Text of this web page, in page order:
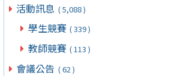
活動訊息 ( 5,088 )
學生競賽 ( 339 )
教師競賽 ( 113 )
會議公告 ( 62 )